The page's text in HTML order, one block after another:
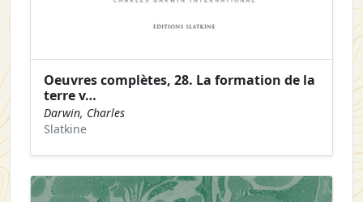
Oeuvres complètes, 28. La formation de la
terre v…
Darwin, Charles
Slatkine